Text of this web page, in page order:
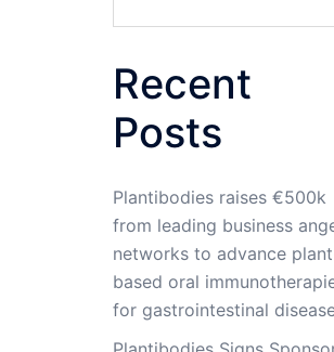
Recent
Posts
Plantibodies raises €500k
from leading business
networks to advance
based oral
for gastrointestinal